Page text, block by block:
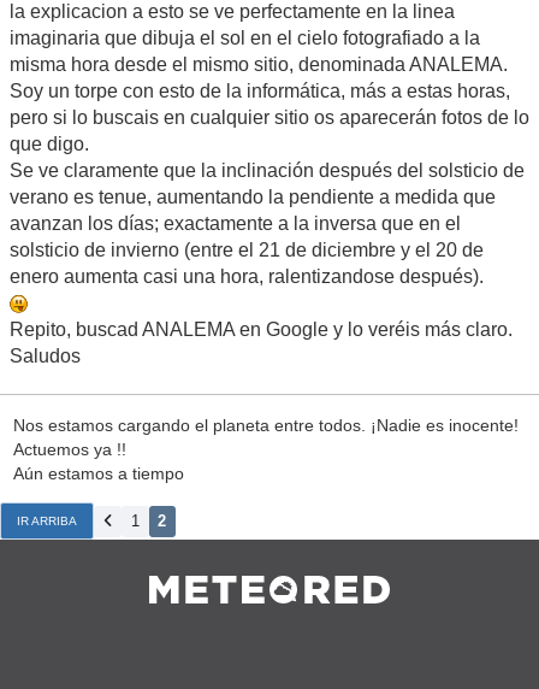
la explicacion a esto se ve perfectamente en la linea
imaginaria que dibuja el sol en el cielo fotografiado a la
misma hora desde el mismo sitio, denominada ANALEMA.
Soy un torpe con esto de la informática, más a estas horas,
pero si lo buscais en cualquier sitio os aparecerán fotos de lo
que digo.
Se ve claramente que la inclinación después del solsticio de
verano es tenue, aumentando la pendiente a medida que
avanzan los días; exactamente a la inversa que en el
solsticio de invierno (entre el 21 de diciembre y el 20 de
enero aumenta casi una hora, ralentizandose después).
Repito, buscad ANALEMA en Google y lo veréis más claro.
Saludos
Nos estamos cargando el planeta entre todos. ¡Nadie es inocente!
Actuemos ya !!
Aún estamos a tiempo
IR ARRIBA 1 2